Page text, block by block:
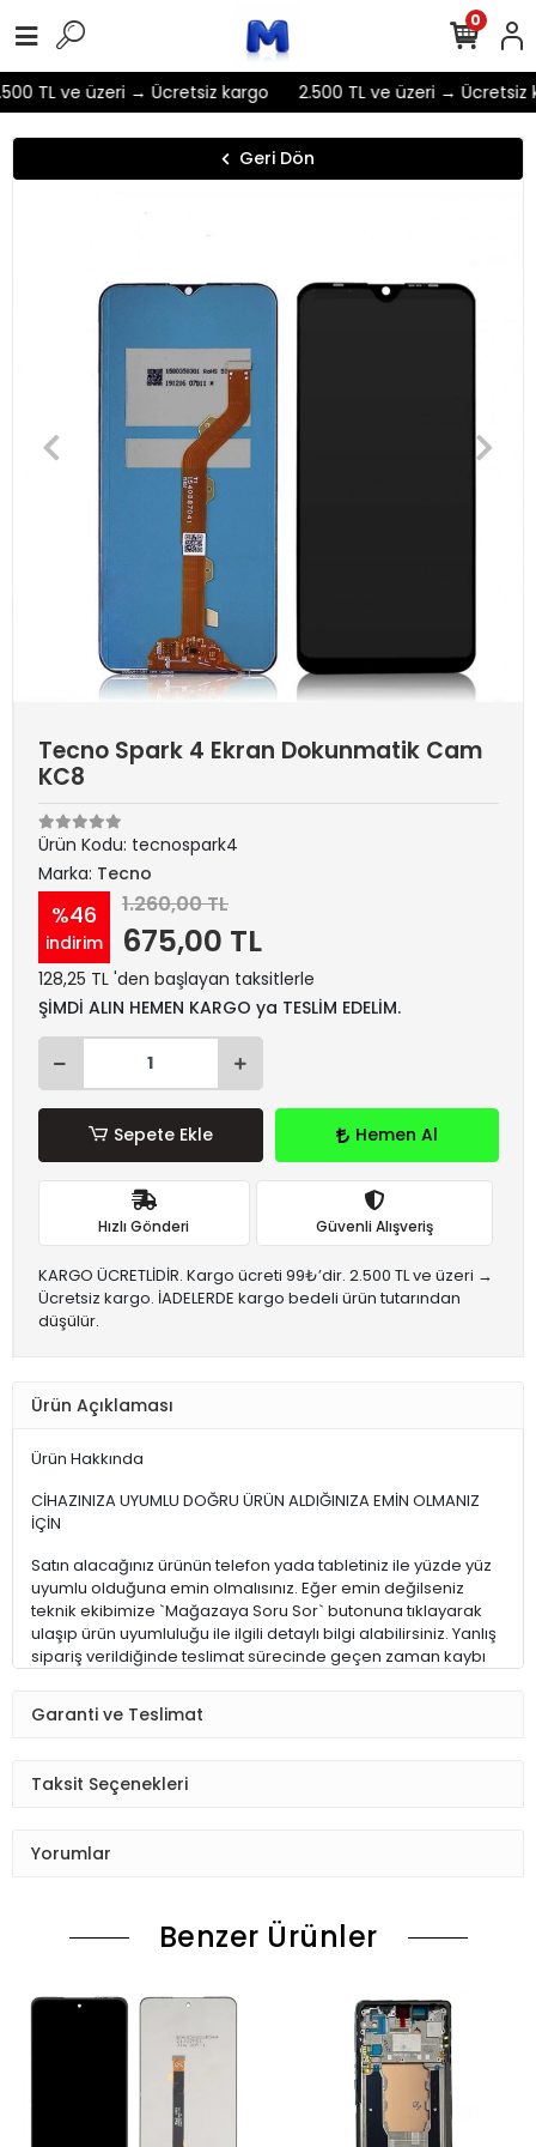
TL ve üzeri → Ücretsiz kargo 2.500 TL ve üzeri → Ücretsiz
0
Geri Dön
Tecno Spark 4 Ekran Dokunmatik Cam
KC8
Ürün Kodu: tecnospark4
Marka: Tecno
%46
indirim
1.260,00 TL
675,00 TL
128,25 TL 'den başlayan taksitlerle
ŞİMDİ ALIN HEMEN KARGO ya TESLİM EDELİM.
Sepete Ekle Hemen Al
Hızlı Gönderi Güvenli Alışveriş
KARGO ÜCRETLİDİR. Kargo ücreti 99₺’dir. 2.500 TL ve üzeri →
Ücretsiz kargo. İADELERDE kargo bedeli ürün tutarından
düşülür.
Ürün Açıklaması
Ürün Hakkında
CİHAZINIZA UYUMLU DOĞRU ÜRÜN ALDIĞINIZA EMİN OLMANIZ
İÇİN
Satın alacağınız ürünün telefon yada tabletiniz ile yüzde yüz
uyumlu olduğuna emin olmalısınız. Eğer emin değilseniz
teknik ekibimize `Mağazaya Soru Sor` butonuna tıklayarak
ulaşıp ürün uyumluluğu ile ilgili detaylı bilgi alabilirsiniz. Yanlış
sipariş verildiğinde teslimat sürecinde geçen zaman kaybı
zorlanarak takılmaya çalışılması hassas elektronik parçaları
ve hatta cihazınızı kullanılamaz hale getirebilir.
üzerinden model numarasını alabilirsiniz.
Tüm cep telefonu yedek parça siparişleriniz hafta içi saat
15:30’ a kadar, Cumartesi ise saat 11:00’e kadar AYNI GÜN
kargoya verilir. Pazar ve resmi tatillerde verdiğiniz siparişler
bir sonraki iş günü içerisinde kargoya verilir.
Garanti ve Teslimat
Taksit Seçenekleri
Yorumlar
Benzer Ürünler